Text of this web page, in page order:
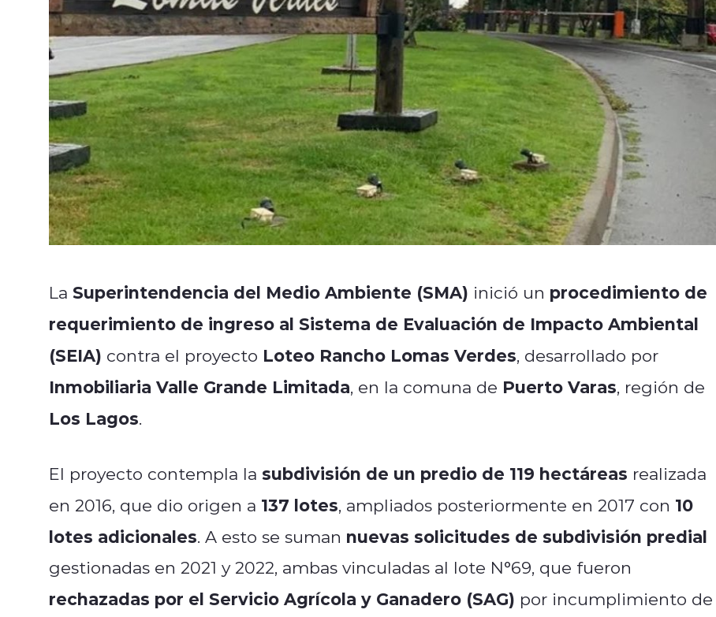
La Superintendencia del Medio Ambiente (SMA) inició un procedimiento de
requerimiento de ingreso al Sistema de Evaluación de Impacto Ambiental
(SEIA) contra el proyecto Loteo Rancho Lomas Verdes, desarrollado por
Inmobiliaria Valle Grande Limitada, en la comuna de Puerto Varas, región de
Los Lagos.
El proyecto contempla la subdivisión de un predio de 119 hectáreas realizada
en 2016, que dio origen a 137 lotes, ampliados posteriormente en 2017 con 10
lotes adicionales. A esto se suman nuevas solicitudes de subdivisión predial
gestionadas en 2021 y 2022, ambas vinculadas al lote N°69, que fueron
rechazadas por el Servicio Agrícola y Ganadero (SAG) por incumplimiento de